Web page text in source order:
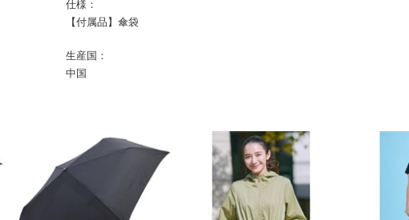
仕様：
【付属品】傘袋
生産国：
中国